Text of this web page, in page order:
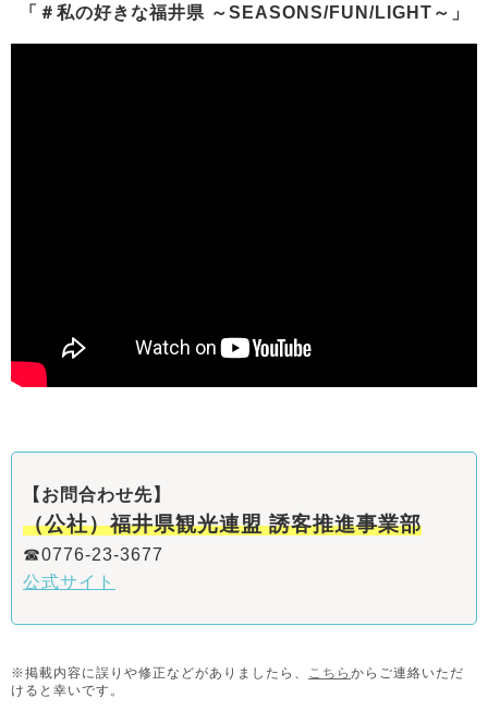
「＃私の好きな福井県 ～SEASONS/FUN/LIGHT～」
【お問合わせ先】
（公社）福井県観光連盟 誘客推進事業部
☎0776-23-3677
公式サイト
※掲載内容に誤りや修正などがありましたら、 こちら からご連絡いただ
けると幸いです。